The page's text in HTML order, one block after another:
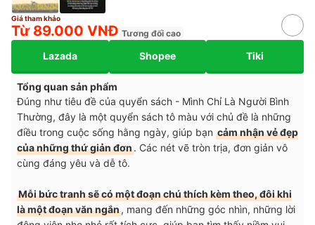
Giá tham khảo
Từ 89.000 VNĐ Tương đối cao
Lazada Shopee Tiki
Tổng quan sản phẩm
Đúng như tiêu đề của quyển sách - Mình Chỉ Là Người Bình
Thường, đây là một quyển sách tô màu với chủ đề là những
điều trong cuộc sống hằng ngày, giúp bạn cảm nhận vẻ đẹp
của những thứ giản đơn. Các nét vẽ tròn trịa, đơn giản vô
cùng đáng yêu và dễ tô.
Mỗi bức tranh sẽ có một đoạn chú thích kèm theo, đôi khi
là một đoạn văn ngắn, mang đến những góc nhìn, những lời